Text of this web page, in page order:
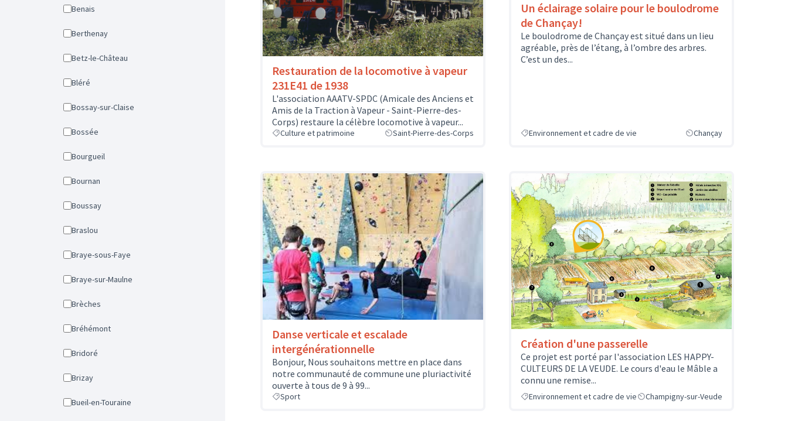
Benais
Berthenay
Betz-le-Château
Bléré
Bossay-sur-Claise
Bossée
Bourgueil
Bournan
Boussay
Braslou
Braye-sous-Faye
Braye-sur-Maulne
Brèches
Bréhémont
Bridoré
Brizay
Bueil-en-Touraine
Restauration de la locomotive à vapeur
231E41 de 1938
L'association AAATV-SPDC (Amicale des Anciens et
Amis de la Traction à Vapeur - Saint-Pierre-des-
Corps) restaure la célèbre locomotive à vapeur...
Culture et patrimoine Saint-Pierre-des-Corps
Un éclairage solaire pour le boulodrome
de Chançay!
Le boulodrome de Chançay est situé dans un lieu
agréable, près de l’étang, à l’ombre des arbres.
C’est un des...
Environnement et cadre de vie Chançay
Danse verticale et escalade
intergénérationnelle
Bonjour, Nous souhaitons mettre en place dans
notre communauté de commune une pluriactivité
ouverte à tous de 9 à 99...
Sport
Création d'une passerelle
Ce projet est porté par l'association LES HAPPY-
CULTEURS DE LA VEUDE. Le cours d'eau le Mâble a
connu une remise...
Environnement et cadre de vie Champigny-sur-Veude